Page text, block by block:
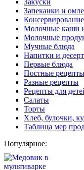
Закуски
Запеканки и
Консервирование
Молочные каши
Молочные
Мучные блюда
Напитки и
Первые блюда
Постные рецепты
Разные рецепты
Рецепты для
Салаты
Торты
Хлеб, булочки,
Таблица мер
Популярное: